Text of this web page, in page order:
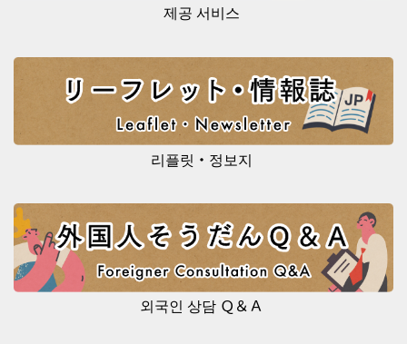
제공 서비스
리플릿・정보지
외국인 상담 Ｑ＆Ａ